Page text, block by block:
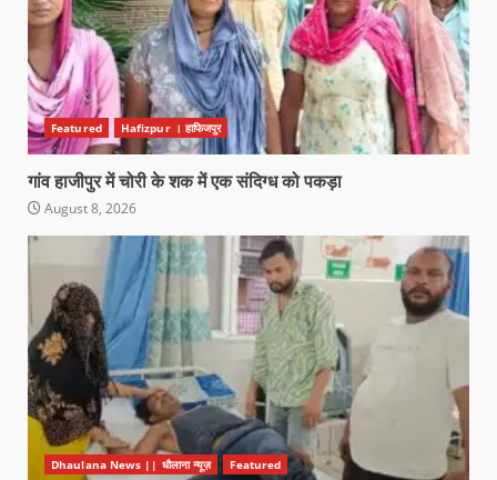
Featured Hafizpur । हाफिजपुर
गांव हाजीपुर में चोरी के शक में एक संदिग्ध को पकड़ा
August 8, 2026
Dhaulana News || धौलाना न्यूज़ Featured